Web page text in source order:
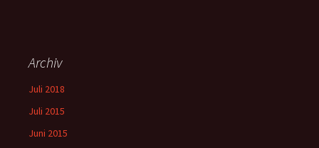
Archiv
Juli 2018
Juli 2015
Juni 2015